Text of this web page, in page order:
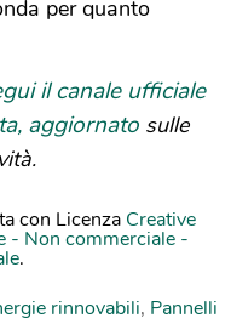
per quanto
il canale ufficiale
aggiornato sulle
con Licenza Creative
- Non commerciale -
.
rinnovabili, Pannelli